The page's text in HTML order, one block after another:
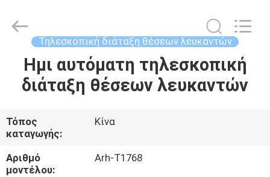
ΣΠΊΤΙ
ΠΕΡΊΠΟΥ
ΕΜΕΊΣ
Commercial
Co.,Ltd.
Reserved.
Τηλεσκοπική διάταξη θέσεων λευκαντών
Ημι αυτόματη τηλεσκοπική
διάταξη θέσεων λευκαντών
Τόπος
καταγωγής:
Κίνα
Αριθμό
μοντέλου:
Arh-T1768